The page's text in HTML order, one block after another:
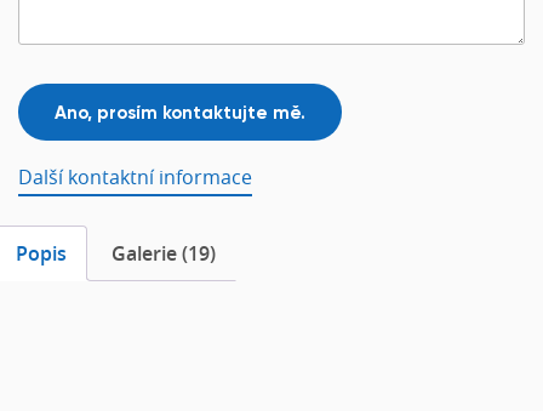
Další kontaktní informace
Popis Galerie (19)